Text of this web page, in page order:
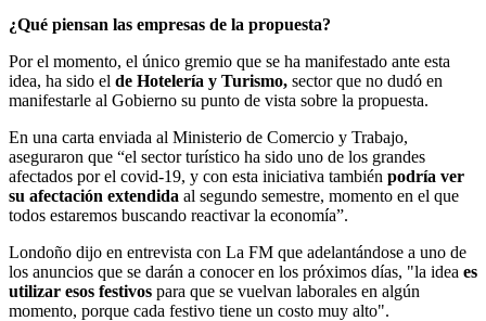
¿Qué piensan las empresas de la propuesta?
Por el momento, el único gremio que se ha manifestado ante esta
idea, ha sido el de Hotelería y Turismo, sector que no dudó en
manifestarle al Gobierno su punto de vista sobre la propuesta.
En una carta enviada al Ministerio de Comercio y Trabajo,
aseguraron que “el sector turístico ha sido uno de los grandes
afectados por el covid-19, y con esta iniciativa también podría ver
su afectación extendida al segundo semestre, momento en el que
todos estaremos buscando reactivar la economía”.
Londoño dijo en entrevista con La FM que adelantándose a uno de
los anuncios que se darán a conocer en los próximos días, "la idea es
utilizar esos festivos para que se vuelvan laborales en algún
momento, porque cada festivo tiene un costo muy alto".